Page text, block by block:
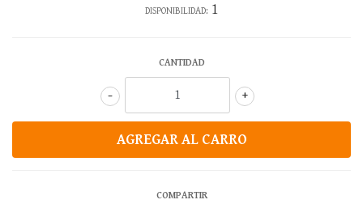
DISPONIBILIDAD: 1
CANTIDAD
+
-
COMPARTIR